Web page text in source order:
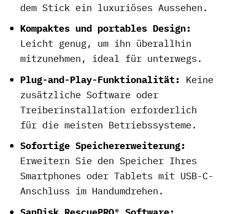
dem Stick ein luxuriöses Aussehen.
Kompaktes und portables Design:
Leicht genug, um ihn überallhin
mitzunehmen, ideal für unterwegs.
Plug-and-Play-Funktionalität: Keine
zusätzliche Software oder
Treiberinstallation erforderlich
für die meisten Betriebssysteme.
Sofortige Speichererweiterung:
Erweitern Sie den Speicher Ihres
Smartphones oder Tablets mit USB-C-
Anschluss im Handumdrehen.